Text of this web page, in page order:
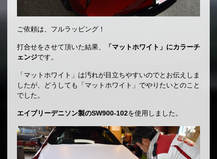
ご依頼は、フルラッピング！
打合せをさせて頂いた結果、
「マットホワイト」にカラーチ
ェンジです。
「マットホワイト」は汚れが目立ちやすいのでとお伝えしま
したが、どうしても「マットホワイト」でやりたいとのこと
でした。
エイブリーデニソン製のSW900-102を使用しました。